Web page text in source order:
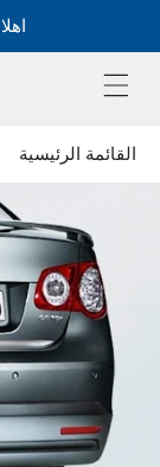
القائمة الرئيسية